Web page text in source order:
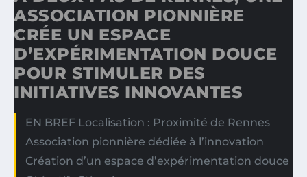
ASSOCIATION PIONNIÈRE
CRÉE UN ESPACE
D’EXPÉRIMENTATION DOUCE
POUR STIMULER DES
INITIATIVES INNOVANTES
EN BREF Localisation : Proximité de Rennes
Association pionnière dédiée à l’innovation
Création d’un espace d’expérimentation douce